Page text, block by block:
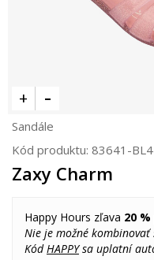
Sandále
Kód produktu: 83641-
Zaxy Charm
Happy Hours zľava 20 %
Nie je možné
KódHAPPYsa uplatní